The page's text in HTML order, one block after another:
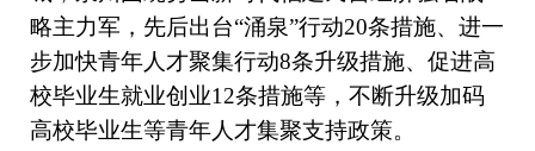
略主力军， 先后出台“涌泉”行动20条措施、进一
步加快青年人才聚集行动8条升级措施、促进高
校毕业生就业创业12条措施等 ， 不断升级加码
高校毕业生等青年人才集聚支持政策。